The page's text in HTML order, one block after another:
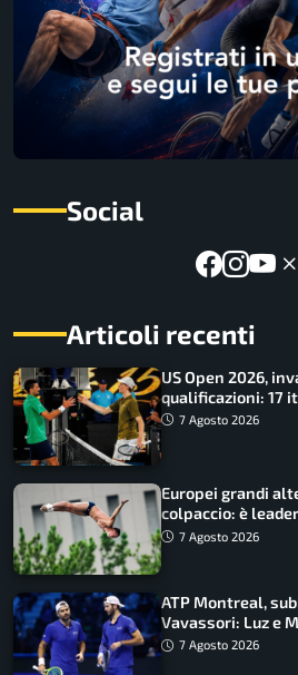
Social
Articoli recenti
US Open 2026,
qualificazioni: 17
draw7 Agosto 2026
Europei grandi
colpaccio: è
ancora in corsa
7 Agosto 2026
ATP Montreal,
Vavassori: Luz e
azzurri
7 Agosto 2026